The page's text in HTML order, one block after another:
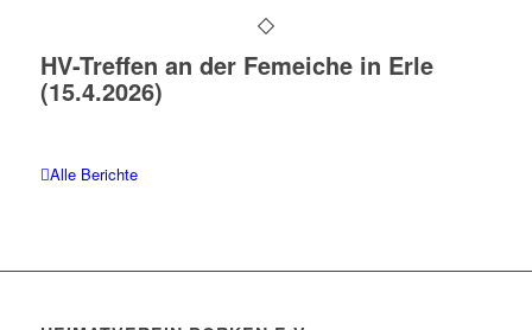
HV-Treffen an der Femeiche in Erle
(15.4.2026)
Alle Berichte